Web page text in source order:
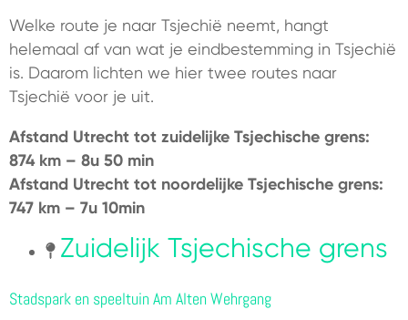
Welke route je naar Tsjechië neemt, hangt
helemaal af van wat je eindbestemming in Tsjechië
is. Daarom lichten we hier twee routes naar
Tsjechië voor je uit.
Afstand Utrecht tot zuidelijke Tsjechische grens:
874 km – 8u 50 min
Afstand Utrecht tot noordelijke Tsjechische grens:
747 km – 7u 10min
Zuidelijk Tsjechische grens
Stadspark en speeltuin Am Alten Wehrgang